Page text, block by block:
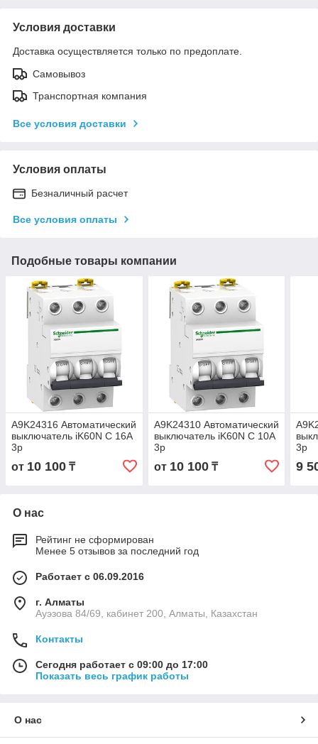
Условия доставки
Доставка осуществляется только по предоплате.
Самовывоз
Транспортная компания
Все условия доставки
Условия оплаты
Безналичный расчет
Все условия оплаты
Подобные товары компании
A9K24316 Автоматический
выключатель iK60N C 16A
3p
от 10 100 ₸
A9K24310 Автоматический
выключатель iK60N C 10A
3p
от 10 100₸
3p
9
О нас
Рейтинг не сформирован
Менее 5 отзывов за последний год
Работает с 06.09.2016
г. Алматы
Ауэзова 84/69, кабинет 200, Алматы, Казахстан
Контакты
Сегодня работает с 09:00 до 17:00
Показать весь график работы
О нас